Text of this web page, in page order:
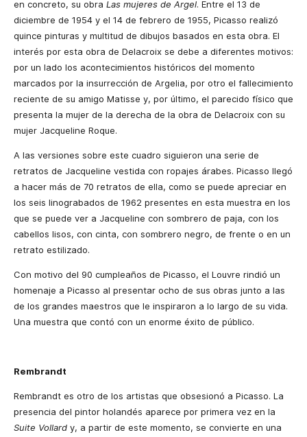
en concreto, su obra Las mujeres de Argel. Entre el 13 de
diciembre de 1954 y el 14 de febrero de 1955, Picasso realizó
quince pinturas y multitud de dibujos basados en esta obra. El
interés por esta obra de Delacroix se debe a diferentes motivos:
por un lado los acontecimientos históricos del momento
marcados por la insurrección de Argelia, por otro el fallecimiento
reciente de su amigo Matisse y, por último, el parecido físico que
presenta la mujer de la derecha de la obra de Delacroix con su
mujer Jacqueline Roque.
A las versiones sobre este cuadro siguieron una serie de
retratos de Jacqueline vestida con ropajes árabes. Picasso llegó
a hacer más de 70 retratos de ella, como se puede apreciar en
los seis linograbados de 1962 presentes en esta muestra en los
que se puede ver a Jacqueline con sombrero de paja, con los
cabellos lisos, con cinta, con sombrero negro, de frente o en un
retrato estilizado.
Con motivo del 90 cumpleaños de Picasso, el Louvre rindió un
homenaje a Picasso al presentar ocho de sus obras junto a las
de los grandes maestros que le inspiraron a lo largo de su vida.
Una muestra que contó con un enorme éxito de público.
Rembrandt
Rembrandt es otro de los artistas que obsesionó a Picasso. La
presencia del pintor holandés aparece por primera vez en la
Suite Vollard y, a partir de este momento, se convierte en una